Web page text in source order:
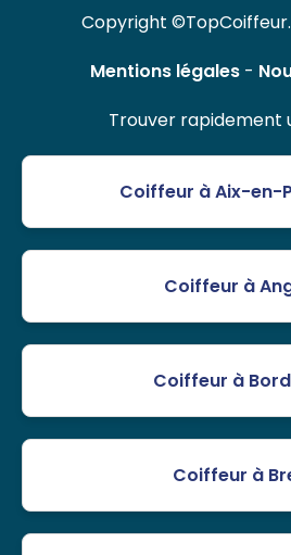
Copyright
Mentions légales-
Trouver rapidement
Coiffeur à Aix-en-
Coiffeur à
Coiffeur à
Coiffeur à